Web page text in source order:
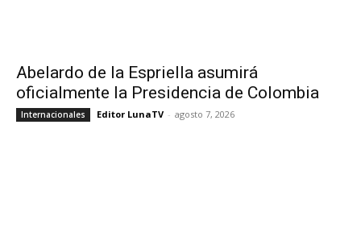
Abelardo de la Espriella asumirá
oficialmente la Presidencia de Colombia
Internacionales Editor LunaTV - agosto 7, 2026